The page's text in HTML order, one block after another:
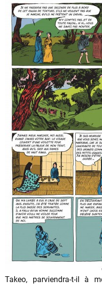
Takeo, parviendra-t-il à